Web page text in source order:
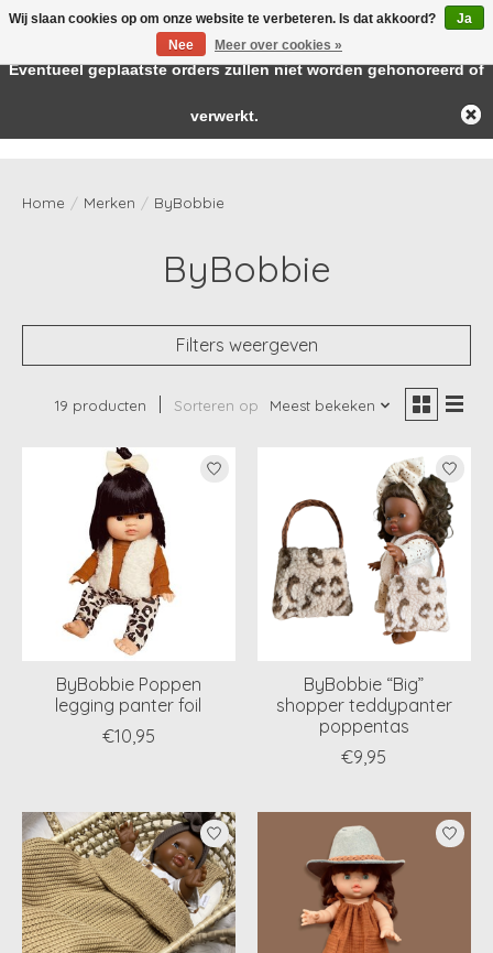
Home / Merken / ByBobbie
ByBobbie
Filters weergeven
19 producten Sorteren op Meest bekeken
ByBobbie Poppen
legging panter foil
€10,95
ByBobbie “Big”
shopper teddypanter
poppentas
€9,95
Wij slaan cookies op om onze website te verbeteren. Is dat akkoord?
Ja
Nee
Meer over cookies »
← Keer terug naar de backofficeDeze winkel is in aanbouw.
Eventueel geplaatste orders zullen niet worden gehonoreerd of
verwerkt.